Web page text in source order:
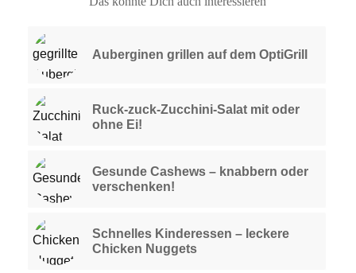
Auberginen grillen auf dem OptiGrill
Ruck-zuck-Zucchini-Salat mit oder
ohne Ei!
Gesunde Cashews – knabbern oder
verschenken!
Schnelles Kinderessen – leckere
Chicken Nuggets